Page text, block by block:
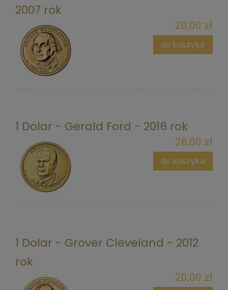
2007 rok
20,00 zł
do koszyka
1 Dolar - Gerald Ford - 2016 rok
28,00 zł
do koszyka
1 Dolar - Grover Cleveland - 2012
rok
20,00 zł